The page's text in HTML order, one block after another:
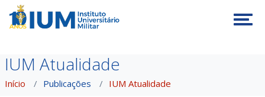
IUM Atualidade
Início Publicações IUM Atualidade